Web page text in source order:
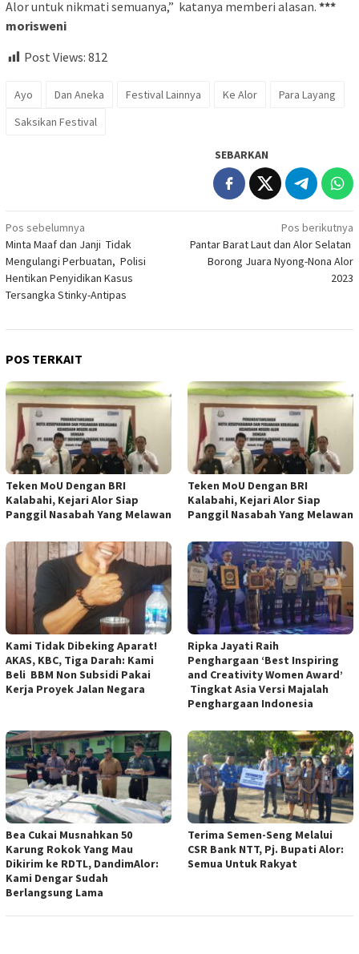
Alor untuk nikmati semuanya,” katanya memberi alasan. ***
morisweni
Post Views: 812
Ayo Dan Aneka Festival Lainnya Ke Alor
Para Layang
Saksikan Festival
SEBARKAN
Navigasi
pos
Pos sebelumnya
Minta Maaf dan Janji Tidak
Mengulangi Perbuatan, Polisi
Hentikan Penyidikan Kasus
Tersangka Stinky-Antipas
Pos berikutnya
Pantar Barat Laut dan Alor Selatan
Borong Juara Nyong-Nona Alor
2023
POS TERKAIT
Teken MoU Dengan BRI
Kalabahi, Kejari Alor Siap
Panggil Nasabah Yang Melawan
Teken MoU Dengan BRI
Kalabahi, Kejari Alor Siap
Panggil Nasabah Yang Melawan
Kami Tidak Dibeking Aparat!
AKAS, KBC, Tiga Darah: Kami
Beli BBM Non Subsidi Pakai
Kerja Proyek Jalan Negara
Ripka Jayati Raih
Penghargaan ‘Best Inspiring
and Creativity Women Award’
Tingkat Asia Versi Majalah
Penghargaan Indonesia
Bea Cukai Musnahkan 50
Karung Rokok Yang Mau
Dikirim ke RDTL, DandimAlor:
Kami Dengar Sudah
Berlangsung Lama
Terima Semen-Seng Melalui
CSR Bank NTT, Pj. Bupati Alor:
Semua Untuk Rakyat